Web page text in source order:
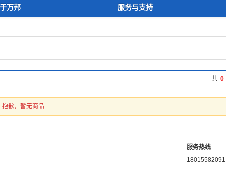
万邦 服务与支持
共 0
抱歉，暂无商品
服务热线
18015582091